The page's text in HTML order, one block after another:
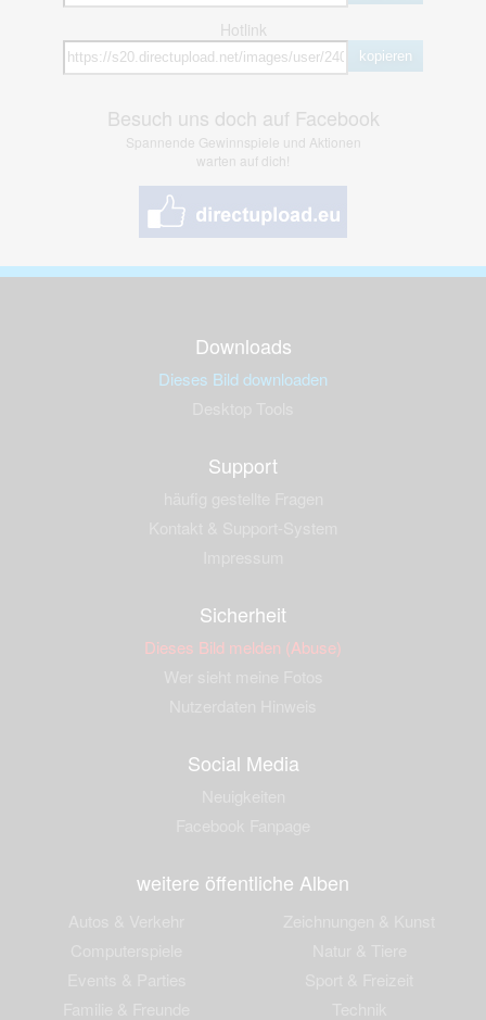
Hotlink
kopieren
Besuch uns doch auf Facebook
Spannende Gewinnspiele und Aktionen
warten auf dich!
Downloads
Dieses Bild downloaden
Support
Sicherheit
Dieses Bild melden (Abuse)
Social Media
weitere öffentliche Alben